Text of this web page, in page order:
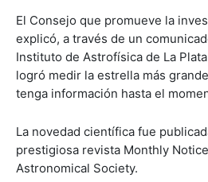
El Consejo que promueve la
explicó, a través de un
Instituto de Astrofísica de La Plata
logró medir la estrella más
tenga información hasta el
La novedad científica fue
prestigiosa revista Monthly
Astronomical Society.